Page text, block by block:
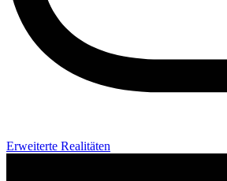
Erweiterte Realitäten